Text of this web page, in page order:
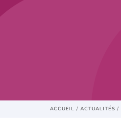
ACCUEIL / ACTUALITÉS /